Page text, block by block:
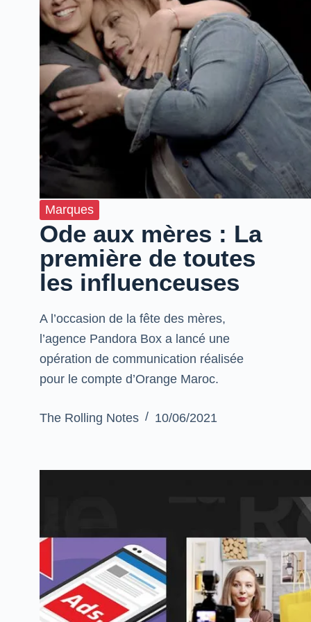
Marques
Ode aux mères : La
première de toutes
les influenceuses
A l’occasion de la fête des mères,
l’agence Pandora Box a lancé une
opération de communication réalisée
pour le compte d’Orange Maroc.
The Rolling Notes 10/06/2021